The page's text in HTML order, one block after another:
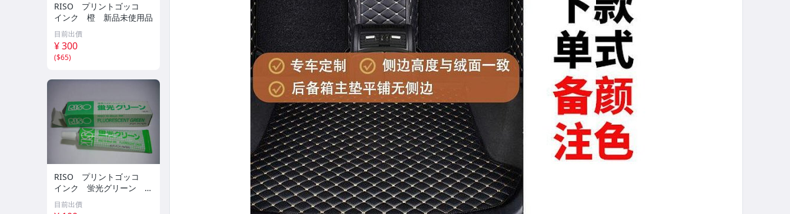
RISO プリントゴッコ
インク 橙 新品未使用品
目前出價
¥ 300
($65)
RISO プリントゴッコ
インク 蛍光グリーン 新
品未使用品
目前出價